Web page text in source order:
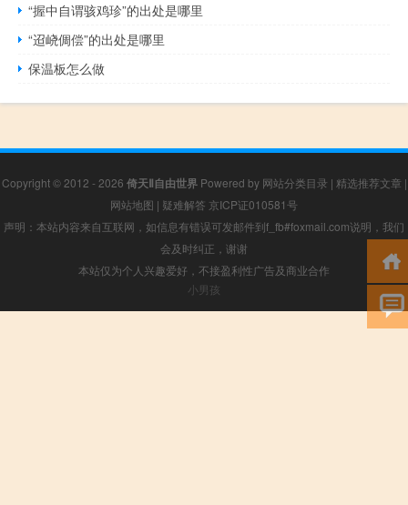
“握中自谓骇鸡珍”的出处是哪里
“迢峣倜偿”的出处是哪里
保温板怎么做
Copyright © 2012 - 2026 倚天Ⅱ自由世界Powered by 网站分类目录 | 精选推荐文章 |
网站地图 | 疑难解答 京ICP证010581号
声明：本站内容来自互联网，如信息有错误可发邮件到f_fb#foxmail.com说明，我们
会及时纠正，谢谢
本站仅为个人兴趣爱好，不接盈利性广告及商业合作
小男孩